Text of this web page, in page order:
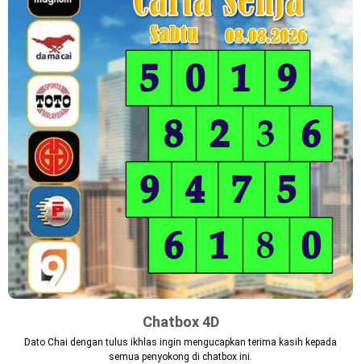
Chatbox 4D
Dato Chai dengan tulus ikhlas ingin mengucapkan terima kasih kepada
semua penyokong di chatbox ini.